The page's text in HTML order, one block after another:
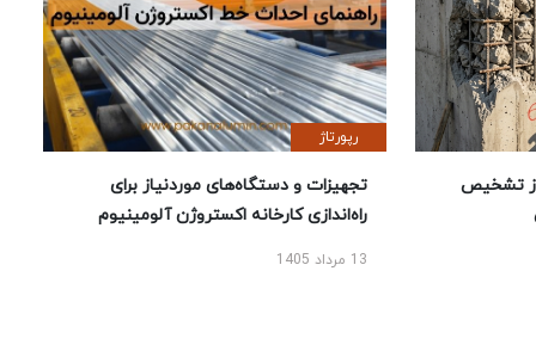
تشخیص
رپورتاژ
تجهیزات و دستگاه‌های موردنیاز برای
راه‌اندازی کارخانه اکستروژن آلومینیوم
13 مرداد 1405